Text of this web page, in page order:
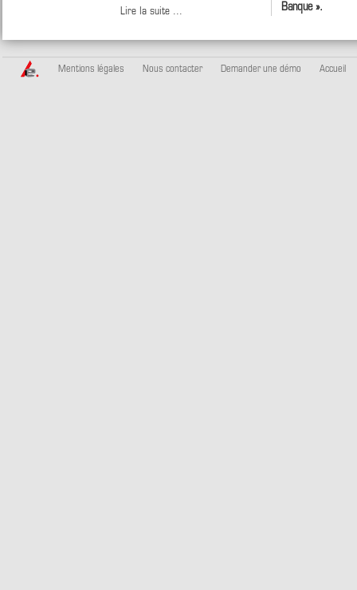
Lire la suite ...
Banque ».
Mentions légales Nous contacter Demander une démo Accueil